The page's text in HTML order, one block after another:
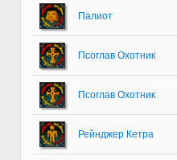
Палиот
Псоглав Охотник
Псоглав Охотник
Рейнджер Кетра